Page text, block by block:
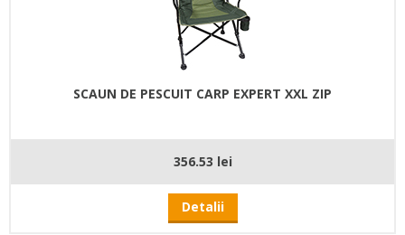
SCAUN DE PESCUIT CARP EXPERT XXL ZIP
356.53 lei
Detalii